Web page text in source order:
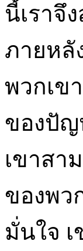
นี้เราจึ
ภายหลั
พวกเข
ของปัญ
เขาสา
ของพว
มั่นใจ